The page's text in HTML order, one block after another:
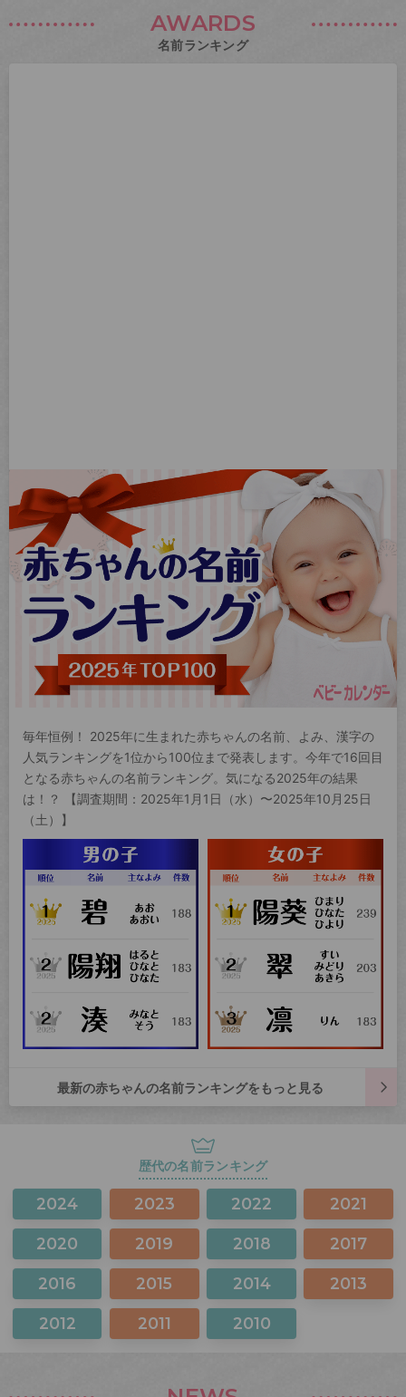
AWARDS
名前ランキング
毎年恒例！ 2025年に生まれた赤ちゃんの名前、よみ、漢字の
人気ランキングを1位から100位まで発表します。今年で16回目
となる赤ちゃんの名前ランキング。気になる2025年の結果
は！？ 【調査期間：2025年1月1日（水）〜2025年10月25日
（土）】
最新の赤ちゃんの名前ランキングをもっと見る
歴代の名前ランキング
2024 2023 2022 2021
2020 2019 2018 2017
2016 2015 2014 2013
2012 2011 2010